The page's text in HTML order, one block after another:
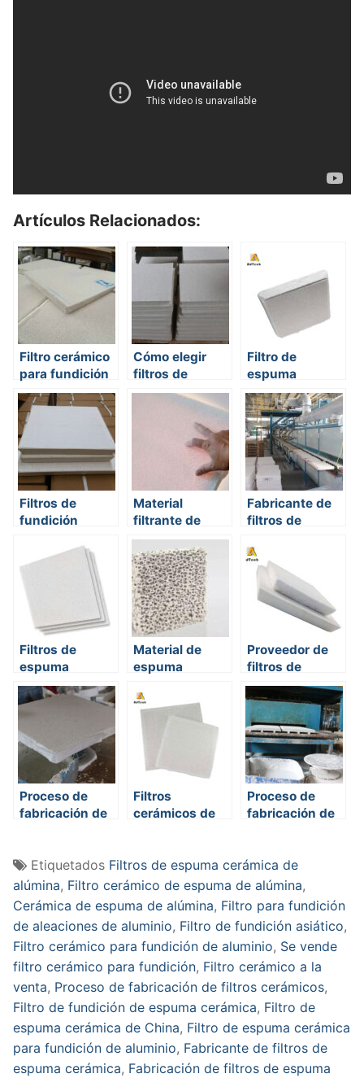
Artículos Relacionados:
Filtro cerámico
para fundición
Cómo elegir
filtros de
espuma
Filtro de
espuma
cerámica
Filtros de
fundición
Material
filtrante de
espuma
Fabricante de
filtros de
cerámica
Filtros de
espuma
metálica
Material de
espuma
estructura,
proceso de
fabricación y
rendimiento
industrial
Proveedor de
filtros de
espuma
cerámica
Proceso de
fabricación de
Filtros
cerámicos de
Proceso de
fabricación de
espuma
Etiquetados Filtros de espuma cerámica de
alúmina, Filtro cerámico de espuma de alúmina,
Cerámica de espuma de alúmina, Filtro para fundición
de aleaciones de aluminio, Filtro de fundición asiático,
Filtro cerámico para fundición de aluminio, Se vende
filtro cerámico para fundición, Filtro cerámico a la
venta, Proceso de fabricación de filtros cerámicos,
Filtro de fundición de espuma cerámica, Filtro de
espuma cerámica de China, Filtro de espuma cerámica
para fundición de aluminio, Fabricante de filtros de
espuma cerámica, Fabricación de filtros de espuma